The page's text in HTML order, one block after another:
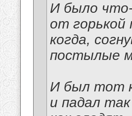
И было
от горькой
когда,
постылые
И был тот
и падал